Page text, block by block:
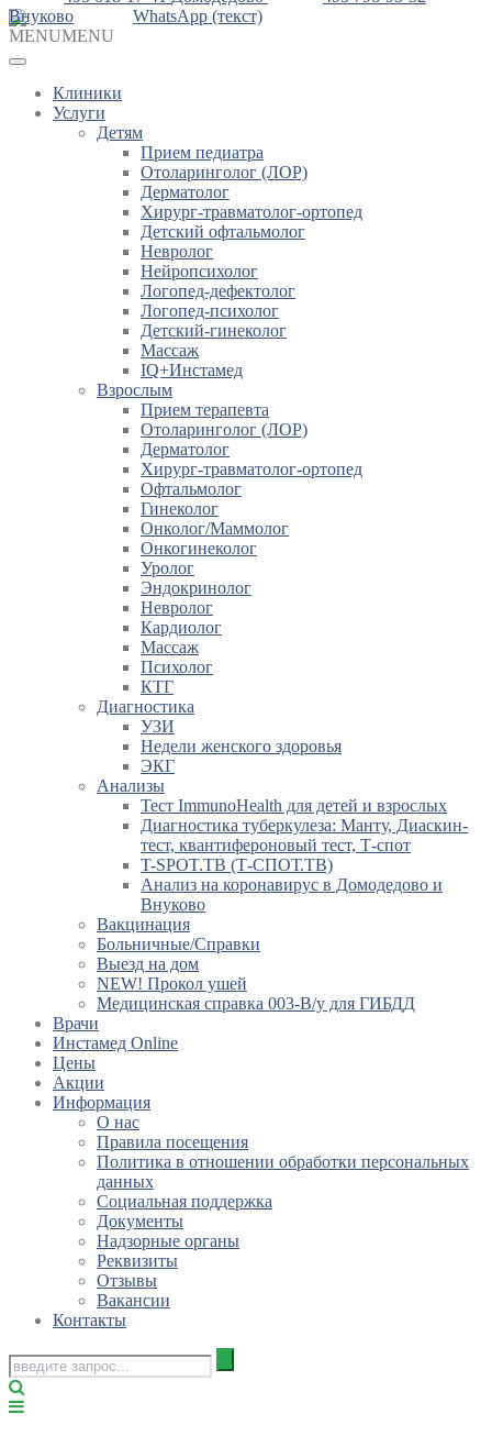
Внуково
WhatsApp (текст)
MENUMENU
Клиники
Услуги
Детям
Прием педиатра
Отоларинголог (ЛОР)
Дерматолог
Хирург-травматолог-ортопед
Детский офтальмолог
Невролог
Нейропсихолог
Логопед-дефектолог
Логопед-психолог
Детский-гинеколог
Массаж
IQ+Инстамед
Взрослым
Прием терапевта
Отоларинголог (ЛОР)
Дерматолог
Хирург-травматолог-ортопед
Офтальмолог
Гинеколог
Онколог/Маммолог
Онкогинеколог
Уролог
Эндокринолог
Невролог
Кардиолог
Массаж
Психолог
КТГ
Диагностика
УЗИ
Недели женского здоровья
ЭКГ
Анализы
Тест ImmunoHealth для детей и взрослых
Диагностика туберкулеза: Манту, Диаскин-
тест, квантифероновый тест, Т-спот
T-SPOT.TB (Т-СПОТ.ТВ)
Анализ на коронавирус в Домодедово и
Внуково
Вакцинация
Больничные/Справки
Выезд на дом
NEW! Прокол ушей
Медицинская справка 003-В/у для ГИБДД
Врачи
Инстамед Online
Цены
Акции
Информация
О нас
Правила посещения
Политика в отношении обработки персональных
данных
Социальная поддержка
Документы
Надзорные органы
Реквизиты
Отзывы
Вакансии
Контакты